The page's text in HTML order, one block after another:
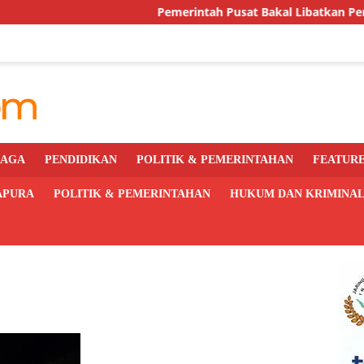
Pemerintah Pusat Bakal Libatkan Pemda
PENDIDIKAN POLITIK & PEMERINTAHAN
POLITIK & PEMERINTAHAN HUKUM DAN KRIMINAL